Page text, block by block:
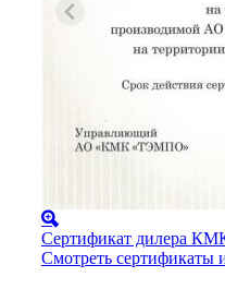
Сертификат дилера
Смотреть сертификаты